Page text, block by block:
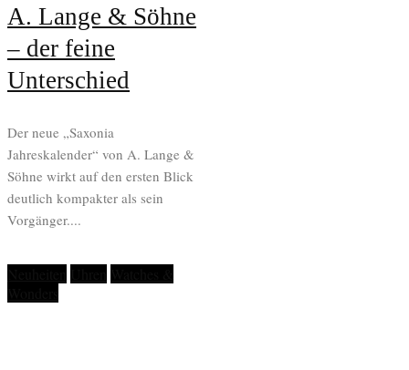
A. Lange & Söhne
– der feine
Unterschied
Der neue „Saxonia
Jahreskalender“ von A. Lange &
Söhne wirkt auf den ersten Blick
deutlich kompakter als sein
Vorgänger....